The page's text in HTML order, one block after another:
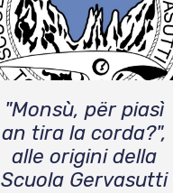
"Monsù, për piasì
an tira la corda?",
alle origini della
Scuola Gervasutti